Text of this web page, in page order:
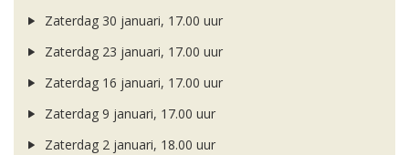
Zaterdag 30 januari, 17.00 uur
Zaterdag 23 januari, 17.00 uur
Zaterdag 16 januari, 17.00 uur
Zaterdag 9 januari, 17.00 uur
Zaterdag 2 januari, 18.00 uur